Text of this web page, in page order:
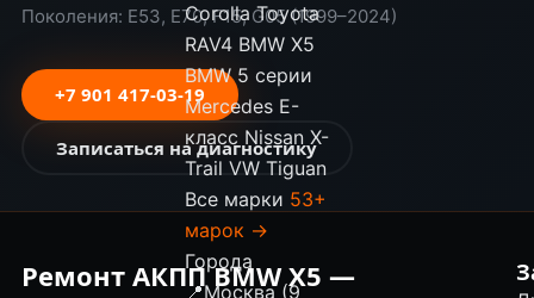
Corolla Toyota
RAV4 BMW X5
BMW 5 серии
Mercedes E-
класс Nissan X-
Trail VW Tiguan
Все марки 53+
марок →
Города
📍Москва (9
Поколения: E53, E70, F15, G05 (1999–2024)
+7 901 417-03-19
Записаться на диагностику
Ремонт АКПП BMW X5 —